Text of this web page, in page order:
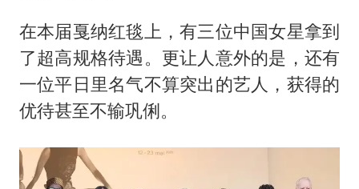
在本届戛纳红毯上，有三位中国女星拿到
了超高规格待遇。更让人意外的是，还有
一位平日里名气不算突出的艺人，获得的
优待甚至不输巩俐。